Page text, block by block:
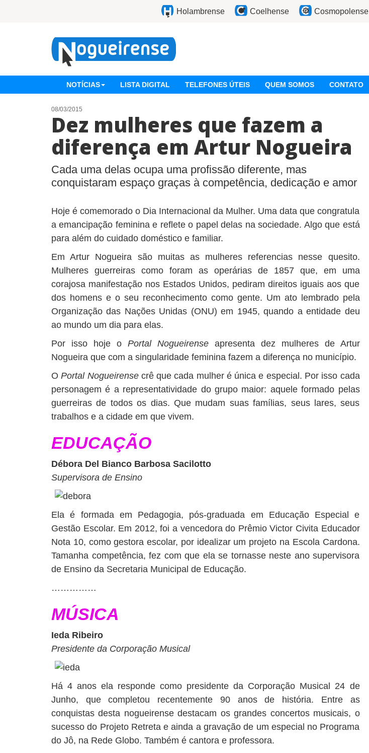
Holambrense Coelhense Cosmopolense
NOTÍCIAS LISTA DIGITAL TELEFONES ÚTEIS QUEM SOMOS CONTATO
08/03/2015
Dez mulheres que fazem a
diferença em Artur Nogueira
Cada uma delas ocupa uma profissão diferente, mas
conquistaram espaço graças à competência, dedicação e amor
Hoje é comemorado o Dia Internacional da Mulher. Uma data que congratula
a emancipação feminina e reflete o papel delas na sociedade. Algo que está
para além do cuidado doméstico e familiar.
Em Artur Nogueira são muitas as mulheres referencias nesse quesito.
Mulheres guerreiras como foram as operárias de 1857 que, em uma
corajosa manifestação nos Estados Unidos, pediram direitos iguais aos que
dos homens e o seu reconhecimento como gente. Um ato lembrado pela
Organização das Nações Unidas (ONU) em 1945, quando a entidade deu
ao mundo um dia para elas.
Por isso hoje o Portal Nogueirense apresenta dez mulheres de Artur
Nogueira que com a singularidade feminina fazem a diferença no município.
OPortal Nogueirensecrê que cada mulher é única e especial. Por isso cada
personagem é a representatividade do grupo maior: aquele formado pelas
guerreiras de todos os dias. Que mudam suas famílias, seus lares, seus
trabalhos e a cidade em que vivem.
EDUCAÇÃO
Débora Del Bianco Barbosa Sacilotto
Supervisora de Ensino
Ela é formada em Pedagogia, pós-graduada em Educação Especial e
Gestão Escolar. Em 2012, foi a vencedora do Prêmio Victor Civita Educador
Nota 10, como gestora escolar, por idealizar um projeto na Escola Cardona.
Tamanha competência, fez com que ela se tornasse neste ano supervisora
de Ensino da Secretaria Municipal de Educação.
……………
MÚSICA
Ieda Ribeiro
Presidente da Corporação Musical
Há 4 anos ela responde como presidente da Corporação Musical 24 de
Junho, que completou recentemente 90 anos de história. Entre as
conquistas desta nogueirense destacam os grandes concertos musicais, o
sucesso do Projeto Retreta e ainda a gravação de um especial no Programa
do Jô, na Rede Globo. Também é cantora e professora.